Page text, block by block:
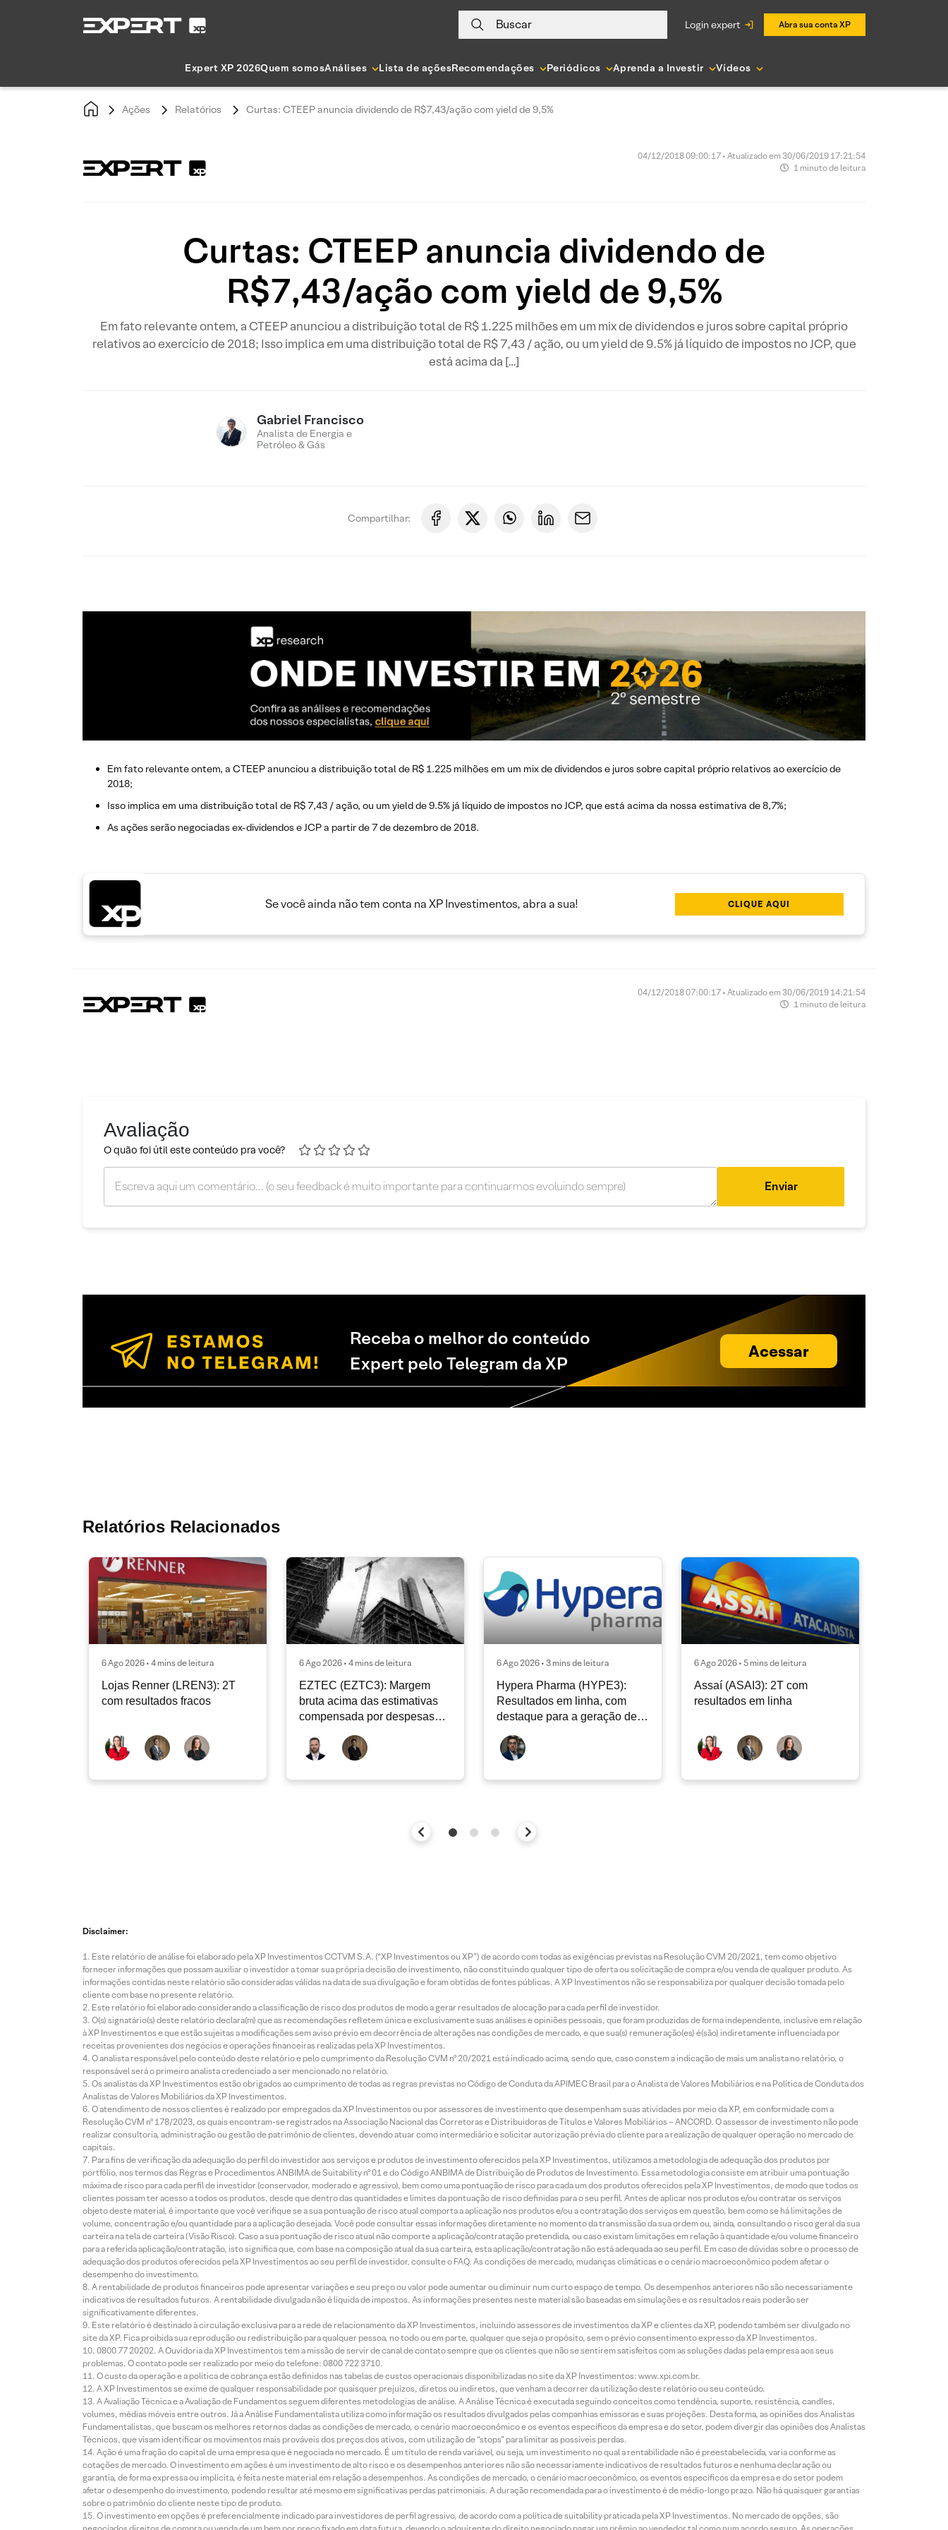
Buscar login expert Abra sua conta XP
Expert XP 2026Quem somosAnálises Lista de açõesRecomendações Periódicos Aprenda a Investir Vídeos
Ações Relatórios Curtas: CTEEP anuncia dividendo de R$7,43/ação com yield de 9,5%
04/12/2018 09:00:17 • Atualizado em 30/06/2019 17:21:54
1 minuto de leitura
Curtas: CTEEP anuncia dividendo de
R$7,43/ação com yield de 9,5%
​Em fato relevante ontem, a CTEEP anunciou a distribuição total de R$ 1.225 milhões em um mix de dividendos e juros sobre capital próprio
relativos ao exercício de 2018; Isso implica em uma distribuição total de R$ 7,43 / ação, ou um yield de 9.5% já líquido de impostos no JCP, que
está acima da […]
Gabriel Francisco
Analista de Energia e
Petróleo & Gás
Compartilhar:
​Em fato relevante ontem, a CTEEP anunciou a distribuição total de R$ 1.225 milhões em um mix de dividendos e juros sobre capital próprio relativos ao exercício de
2018;
Isso implica em uma distribuição total de R$ 7,43 / ação, ou um yield de 9.5% já líquido de impostos no JCP, que está acima da nossa estimativa de 8,7%;
As ações serão negociadas ex-dividendos e JCP a partir de 7 de dezembro de 2018.
Se você ainda não tem conta na XP Investimentos, abra a sua! CLIQUE AQUI
04/12/2018 07:00:17 • Atualizado em 30/06/2019 14:21:54
1 minuto de leitura
Avaliação
O quão foi útil este conteúdo pra você?
Enviar
Receba o melhor do conteúdo
Expert pelo Telegram da XP
Acessar
Relatórios Relacionados
6 Ago 2026 • 4 mins de leitura
Lojas Renner (LREN3): 2T
com resultados fracos
6 Ago 2026 • 4 mins de leitura
EZTEC (EZTC3): Margem
bruta acima das estimativas
compensada por despesas
operacionais mais fracas
6 Ago 2026 • 3 mins de leitura
Hypera Pharma (HYPE3):
Resultados em linha, com
destaque para a geração de
caixa
6 Ago 2026 • 5 mins de leitura
Assaí (ASAI3): 2T com
resultados em linha
Disclaimer:
Este relatório de análise foi elaborado pela XP Investimentos CCTVM S.A. (“XP Investimentos ou XP”) de acordo com todas as exigências previstas na Resolução CVM 20/2021, tem como objetivo
fornecer informações que possam auxiliar o investidor a tomar sua própria decisão de investimento, não constituindo qualquer tipo de oferta ou solicitação de compra e/ou venda de qualquer produto. As
informações contidas neste relatório são consideradas válidas na data de sua divulgação e foram obtidas de fontes públicas. A XP Investimentos não se responsabiliza por qualquer decisão tomada pelo
cliente com base no presente relatório.
Este relatório foi elaborado considerando a classificação de risco dos produtos de modo a gerar resultados de alocação para cada perfil de investidor.
O(s) signatário(s) deste relatório declara(m) que as recomendações refletem única e exclusivamente suas análises e opiniões pessoais, que foram produzidas de forma independente, inclusive em relação
à XP Investimentos e que estão sujeitas a modificações sem aviso prévio em decorrência de alterações nas condições de mercado, e que sua(s) remuneração(es) é(são) indiretamente influenciada por
receitas provenientes dos negócios e operações financeiras realizadas pela XP Investimentos.
O analista responsável pelo conteúdo deste relatório e pelo cumprimento da Resolução CVM nº 20/2021 está indicado acima, sendo que, caso constem a indicação de mais um analista no relatório, o
responsável será o primeiro analista credenciado a ser mencionado no relatório.
Os analistas da XP Investimentos estão obrigados ao cumprimento de todas as regras previstas no Código de Conduta da APIMEC Brasil para o Analista de Valores Mobiliários e na Política de Conduta dos
Analistas de Valores Mobiliários da XP Investimentos.
O atendimento de nossos clientes é realizado por empregados da XP Investimentos ou por assessores de investimento que desempenham suas atividades por meio da XP, em conformidade com a
Resolução CVM nº 178/2023, os quais encontram-se registrados na Associação Nacional das Corretoras e Distribuidoras de Títulos e Valores Mobiliários – ANCORD. O assessor de investimento não pode
realizar consultoria, administração ou gestão de patrimônio de clientes, devendo atuar como intermediário e solicitar autorização prévia do cliente para a realização de qualquer operação no mercado de
capitais.
Para fins de verificação da adequação do perfil do investidor aos serviços e produtos de investimento oferecidos pela XP Investimentos, utilizamos a metodologia de adequação dos produtos por
portfólio, nos termos das Regras e Procedimentos ANBIMA de Suitability nº 01 e do Código ANBIMA de Distribuição de Produtos de Investimento. Essa metodologia consiste em atribuir uma pontuação
máxima de risco para cada perfil de investidor (conservador, moderado e agressivo), bem como uma pontuação de risco para cada um dos produtos oferecidos pela XP Investimentos, de modo que todos os
clientes possam ter acesso a todos os produtos, desde que dentro das quantidades e limites da pontuação de risco definidas para o seu perfil. Antes de aplicar nos produtos e/ou contratar os serviços
objeto deste material, é importante que você verifique se a sua pontuação de risco atual comporta a aplicação nos produtos e/ou a contratação dos serviços em questão, bem como se há limitações de
volume, concentração e/ou quantidade para a aplicação desejada. Você pode consultar essas informações diretamente no momento da transmissão da sua ordem ou, ainda, consultando o risco geral da sua
carteira na tela de carteira (Visão Risco). Caso a sua pontuação de risco atual não comporte a aplicação/contratação pretendida, ou caso existam limitações em relação à quantidade e/ou volume financeiro
para a referida aplicação/contratação, isto significa que, com base na composição atual da sua carteira, esta aplicação/contratação não está adequada ao seu perfil. Em caso de dúvidas sobre o processo de
adequação dos produtos oferecidos pela XP Investimentos ao seu perfil de investidor, consulte o FAQ. As condições de mercado, mudanças climáticas e o cenário macroeconômico podem afetar o
desempenho do investimento.
A rentabilidade de produtos financeiros pode apresentar variações e seu preço ou valor pode aumentar ou diminuir num curto espaço de tempo. Os desempenhos anteriores não são necessariamente
indicativos de resultados futuros. A rentabilidade divulgada não é líquida de impostos. As informações presentes neste material são baseadas em simulações e os resultados reais poderão ser
significativamente diferentes.
Este relatório é destinado à circulação exclusiva para a rede de relacionamento da XP Investimentos, incluindo assessores de investimentos da XP e clientes da XP, podendo também ser divulgado no
site da XP. Fica proibida sua reprodução ou redistribuição para qualquer pessoa, no todo ou em parte, qualquer que seja o propósito, sem o prévio consentimento expresso da XP Investimentos.
0800 77 20202. A Ouvidoria da XP Investimentos tem a missão de servir de canal de contato sempre que os clientes que não se sentirem satisfeitos com as soluções dadas pela empresa aos seus
problemas. O contato pode ser realizado por meio do telefone: 0800 722 3710.
O custo da operação e a política de cobrança estão definidos nas tabelas de custos operacionais disponibilizadas no site da XP Investimentos: www.xpi.com.br.
A XP Investimentos se exime de qualquer responsabilidade por quaisquer prejuízos, diretos ou indiretos, que venham a decorrer da utilização deste relatório ou seu conteúdo.
A Avaliação Técnica e a Avaliação de Fundamentos seguem diferentes metodologias de análise. A Análise Técnica é executada seguindo conceitos como tendência, suporte, resistência, candles,
volumes, médias móveis entre outros. Já a Análise Fundamentalista utiliza como informação os resultados divulgados pelas companhias emissoras e suas projeções. Desta forma, as opiniões dos Analistas
Fundamentalistas, que buscam os melhores retornos dadas as condições de mercado, o cenário macroeconômico e os eventos específicos da empresa e do setor, podem divergir das opiniões dos Analistas
Técnicos, que visam identificar os movimentos mais prováveis dos preços dos ativos, com utilização de “stops” para limitar as possíveis perdas.
Ação é uma fração do capital de uma empresa que é negociada no mercado. É um título de renda variável, ou seja, um investimento no qual a rentabilidade não é preestabelecida, varia conforme as
cotações de mercado. O investimento em ações é um investimento de alto risco e os desempenhos anteriores não são necessariamente indicativos de resultados futuros e nenhuma declaração ou
garantia, de forma expressa ou implícita, é feita neste material em relação a desempenhos. As condições de mercado, o cenário macroeconômico, os eventos específicos da empresa e do setor podem
afetar o desempenho do investimento, podendo resultar até mesmo em significativas perdas patrimoniais. A duração recomendada para o investimento é de médio-longo prazo. Não há quaisquer garantias
sobre o patrimônio do cliente neste tipo de produto.
O investimento em opções é preferencialmente indicado para investidores de perfil agressivo, de acordo com a política de suitability praticada pela XP Investimentos. No mercado de opções, são